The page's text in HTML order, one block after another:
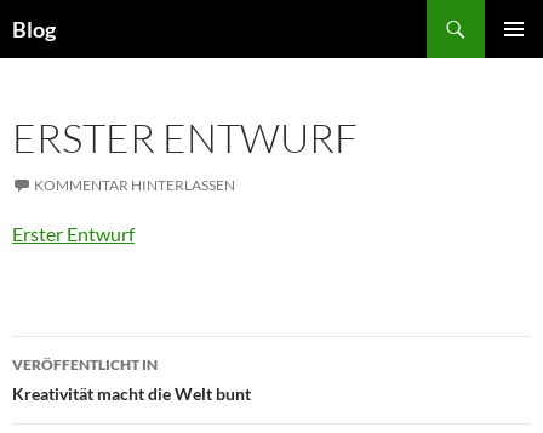
Inhalt
Blog
ERSTER ENTWURF
KOMMENTAR HINTERLASSEN
Erster Entwurf
Beitragsnavigation
VERÖFFENTLICHT IN
Kreativität macht die Welt bunt